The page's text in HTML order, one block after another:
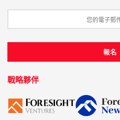
戰略夥伴